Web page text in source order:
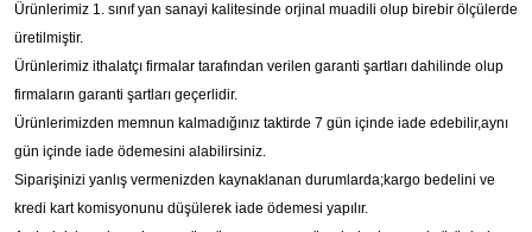
Ürünlerimiz 1. sınıf yan sanayi kalitesinde orjinal muadili olup birebir ölçülerde
üretilmiştir.
Ürünlerimiz ithalatçı firmalar tarafından verilen garanti şartları dahilinde olup
firmaların garanti şartları geçerlidir.
Ürünlerimizden memnun kalmadığınız taktirde 7 gün içinde iade edebilir,aynı
gün içinde iade ödemesini alabilirsiniz.
Siparişinizi yanlış vermenizden kaynaklanan durumlarda;kargo bedelini ve
kredi kart komisyonunu düşülerek iade ödemesi yapılır.